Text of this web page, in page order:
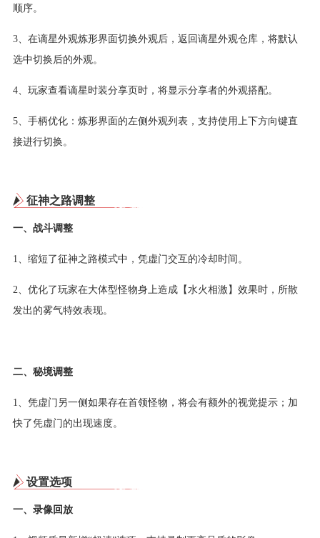
顺序。
3、在谪星外观炼形界面切换外观后，返回谪星外观仓库，将默认
选中切换后的外观。
4、玩家查看谪星时装分享页时，将显示分享者的外观搭配。
5、手柄优化：炼形界面的左侧外观列表，支持使用上下方向键直
接进行切换。
征神之路调整
一、战斗调整
1、缩短了征神之路模式中，凭虚门交互的冷却时间。
2、优化了玩家在大体型怪物身上造成【水火相激】效果时，所散
发出的雾气特效表现。
二、秘境调整
1、凭虚门另一侧如果存在首领怪物，将会有额外的视觉提示；加
快了凭虚门的出现速度。
设置选项
一、录像回放